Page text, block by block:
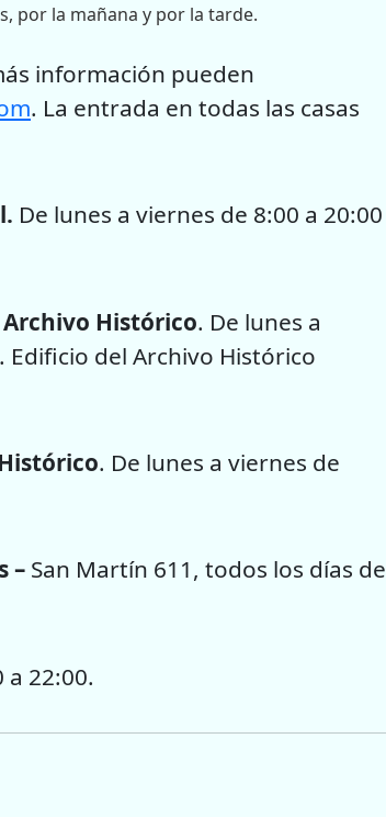
por la mañana y por la tarde.
información pueden
. La entrada en todas las casas
De lunes a viernes de 8:00 a 20:00
Histórico. De lunes a
Edificio del Archivo Histórico
. De lunes a viernes de
– San Martín 611, todos los días de
a 22:00.